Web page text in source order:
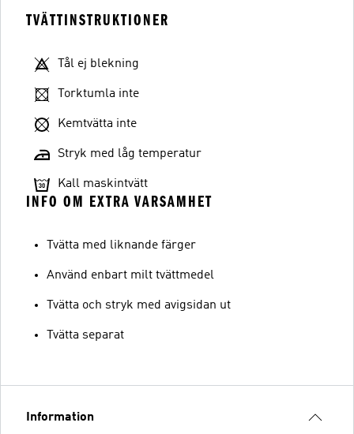
TVÄTTINSTRUKTIONER
Tål ej blekning
Torktumla inte
Kemtvätta inte
Stryk med låg temperatur
Kall maskintvätt
INFO OM EXTRA VARSAMHET
Tvätta med liknande färger
Använd enbart milt tvättmedel
Tvätta och stryk med avigsidan ut
Tvätta separat
Information